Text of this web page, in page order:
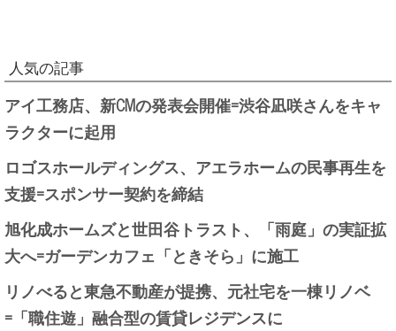
人気の記事
アイ工務店、新CMの発表会開催=渋谷凪咲さんをキャ
ラクターに起用
ロゴスホールディングス、アエラホームの民事再生を
支援=スポンサー契約を締結
旭化成ホームズと世田谷トラスト、「雨庭」の実証拡
大へ=ガーデンカフェ「ときそら」に施工
リノべると東急不動産が提携、元社宅を一棟リノベ
=「職住遊」融合型の賃貸レジデンスに